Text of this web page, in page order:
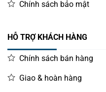
Chính sách bảo mật
HỖ TRỢ KHÁCH HÀNG
Chính sách bán hàng
Giao & hoàn hàng